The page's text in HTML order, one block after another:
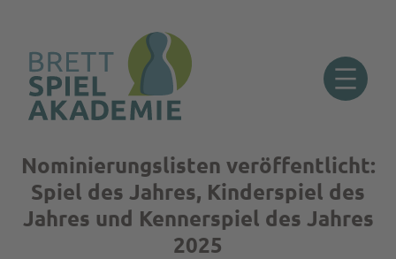
Zum
Inhalt
springen
Nominierungslisten veröffentlicht:
Spiel des Jahres, Kinderspiel des
Jahres und Kennerspiel des Jahres
2025